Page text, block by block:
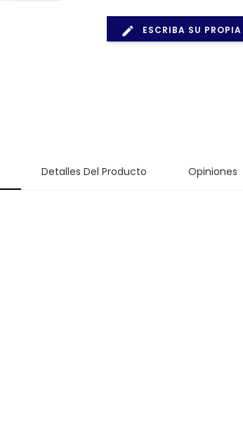
ESCRIBA SU PROPIA
Detalles Del Producto Opiniones